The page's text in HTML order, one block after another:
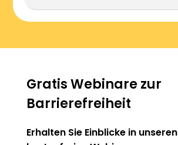
Gratis Webinare zur
Barrierefreiheit
Erhalten Sie Einblicke in unseren